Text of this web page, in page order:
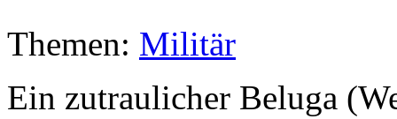
Themen: Militär
Ein zutraulicher Beluga